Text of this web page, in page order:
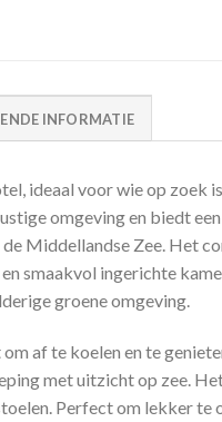
INFORMATIE
ideaal voor wie op zoek
omgeving en biedt
Middellandse Zee. Het
smaakvol ingerichte
groene omgeving.
af te koelen en te
met uitzicht op zee.
Perfect om lekker te